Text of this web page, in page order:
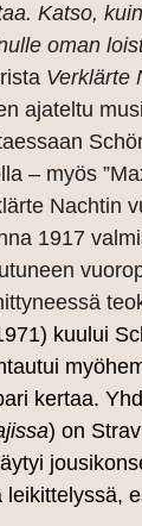
Katso,
oman
Verklärte
ajateltu
– myös
Nachtin
1917
kuului
kertaa.
) on